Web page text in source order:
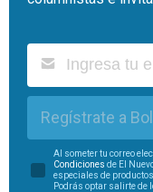
Regístrate a
Al someter tu correo
Condiciones de El
especiales de
Podrás optar salirte de